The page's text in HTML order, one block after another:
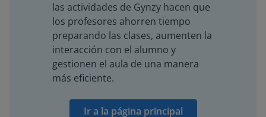
las actividades de Gynzy hacen que
los profesores ahorren tiempo
preparando las clases, aumenten la
interacción con el alumno y
gestionen el aula de una manera
más eficiente.
Ir a la página principal